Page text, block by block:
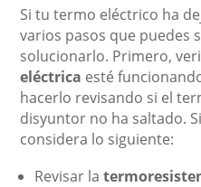
Si tu termo eléctrico ha
varios pasos que puedes
solucionarlo. Primero,
eléctrica esté
hacerlo revisando si el
disyuntor no ha saltado.
considera lo siguiente:
Revisar la